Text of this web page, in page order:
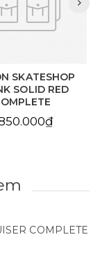
SKATESHOP
NATURAL
COMPLETE